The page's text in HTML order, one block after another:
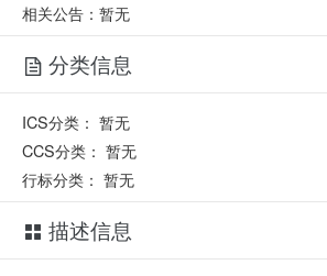
相关公告：暂无
分类信息
ICS分类： 暂无
CCS分类： 暂无
行标分类： 暂无
描述信息